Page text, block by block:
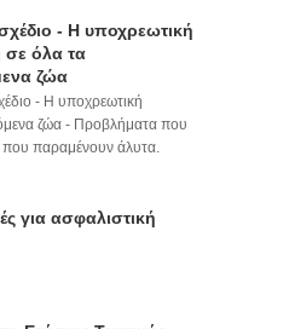
- Η υποχρεωτική
σε όλα τα
ζώα
- Η υποχρεωτική
ζώα - Προβλήματα που
παραμένουν άλυτα.
για ασφαλιστική